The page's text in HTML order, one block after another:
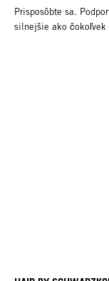
Prisposôbte sa.
silnejšie ako čokoľvek